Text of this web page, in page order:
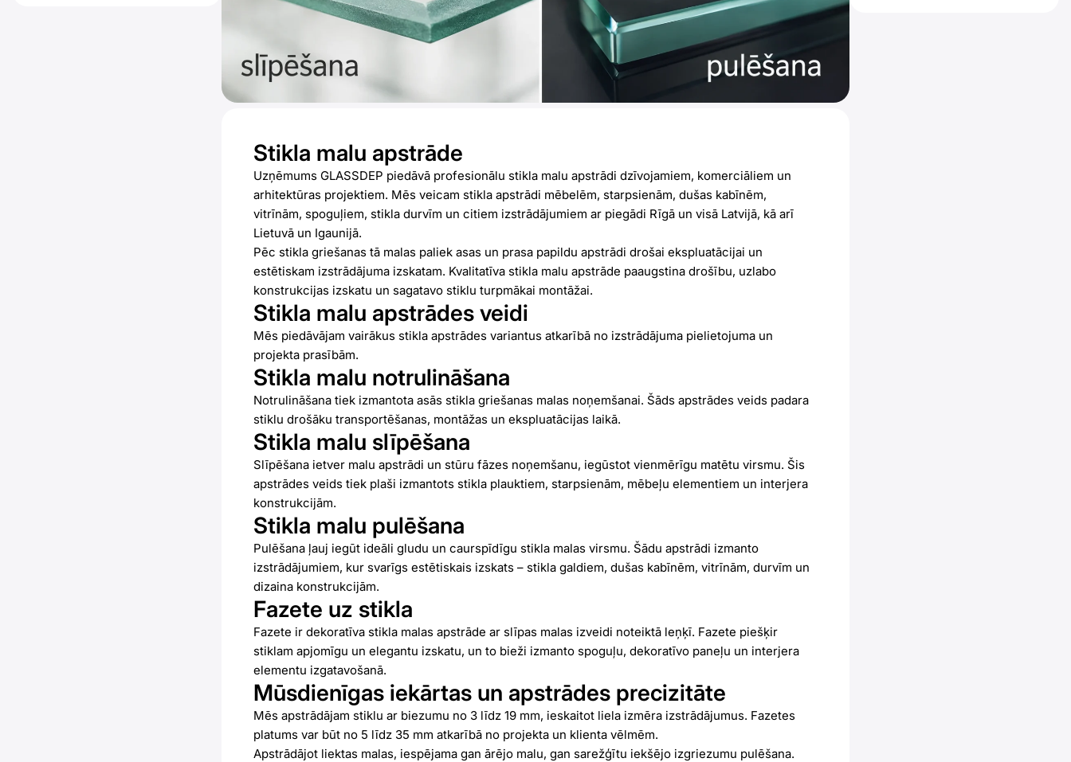
Stikla malu apstrāde
Uzņēmums GLASSDEP piedāvā profesionālu stikla malu apstrādi dzīvojamiem, komerciāliem un
arhitektūras projektiem. Mēs veicam stikla apstrādi mēbelēm, starpsienām, dušas kabīnēm,
vitrīnām, spoguļiem, stikla durvīm un citiem izstrādājumiem ar piegādi Rīgā un visā Latvijā, kā arī
Lietuvā un Igaunijā.
Pēc stikla griešanas tā malas paliek asas un prasa papildu apstrādi drošai ekspluatācijai un
estētiskam izstrādājuma izskatam. Kvalitatīva stikla malu apstrāde paaugstina drošību, uzlabo
konstrukcijas izskatu un sagatavo stiklu turpmākai montāžai.
Stikla malu apstrādes veidi
Mēs piedāvājam vairākus stikla apstrādes variantus atkarībā no izstrādājuma pielietojuma un
projekta prasībām.
Stikla malu notrulināšana
Notrulināšana tiek izmantota asās stikla griešanas malas noņemšanai. Šāds apstrādes veids padara
stiklu drošāku transportēšanas, montāžas un ekspluatācijas laikā.
Stikla malu slīpēšana
Slīpēšana ietver malu apstrādi un stūru fāzes noņemšanu, iegūstot vienmērīgu matētu virsmu. Šis
apstrādes veids tiek plaši izmantots stikla plauktiem, starpsienām, mēbeļu elementiem un interjera
konstrukcijām.
Stikla malu pulēšana
Pulēšana ļauj iegūt ideāli gludu un caurspīdīgu stikla malas virsmu. Šādu apstrādi izmanto
izstrādājumiem, kur svarīgs estētiskais izskats – stikla galdiem, dušas kabīnēm, vitrīnām, durvīm un
dizaina konstrukcijām.
Fazete uz stikla
Fazete ir dekoratīva stikla malas apstrāde ar slīpas malas izveidi noteiktā leņķī. Fazete piešķir
stiklam apjomīgu un elegantu izskatu, un to bieži izmanto spoguļu, dekoratīvo paneļu un interjera
elementu izgatavošanā.
Mūsdienīgas iekārtas un apstrādes precizitāte
Mēs apstrādājam stiklu ar biezumu no 3 līdz 19 mm, ieskaitot liela izmēra izstrādājumus. Fazetes
platums var būt no 5 līdz 35 mm atkarībā no projekta un klienta vēlmēm.
Apstrādājot liektas malas, iespējama gan ārējo malu, gan sarežģītu iekšējo izgriezumu pulēšana.